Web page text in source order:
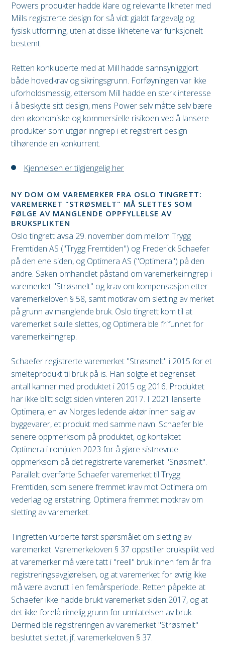
Powers produkter hadde klare og relevante likheter med
Mills registrerte design for så vidt gjaldt fargevalg og
fysisk utforming, uten at disse likhetene var funksjonelt
bestemt.
Retten konkluderte med at Mill hadde sannsynliggjort
både hovedkrav og sikringsgrunn. Forføyningen var ikke
uforholdsmessig, ettersom Mill hadde en sterk interesse
i å beskytte sitt design, mens Power selv måtte selv bære
den økonomiske og kommersielle risikoen ved å lansere
produkter som utgjør inngrep i et registrert design
tilhørende en konkurrent.
Kjennelsen er tilgjengelig her
NY DOM OM VAREMERKER FRA OSLO TINGRETT:
VAREMERKET "STRØSMELT" MÅ SLETTES SOM
FØLGE AV MANGLENDE OPPFYLLELSE AV
BRUKSPLIKTEN
Oslo tingrett avsa 29. november dom mellom Trygg
Fremtiden AS ("Trygg Fremtiden") og Frederick Schaefer
på den ene siden, og Optimera AS ("Optimera") på den
andre. Saken omhandlet påstand om varemerkeinngrep i
varemerket "Strøsmelt" og krav om kompensasjon etter
varemerkeloven § 58, samt motkrav om sletting av merket
på grunn av manglende bruk. Oslo tingrett kom til at
varemerket skulle slettes, og Optimera ble frifunnet for
varemerkeinngrep.
Schaefer registrerte varemerket "Strøsmelt" i 2015 for et
smelteprodukt til bruk på is. Han solgte et begrenset
antall kanner med produktet i 2015 og 2016. Produktet
har ikke blitt solgt siden vinteren 2017. I 2021 lanserte
Optimera, en av Norges ledende aktør innen salg av
byggevarer, et produkt med samme navn. Schaefer ble
senere oppmerksom på produktet, og kontaktet
Optimera i romjulen 2023 for å gjøre sistnevnte
oppmerksom på det registrerte varemerket "Snøsmelt".
Parallelt overførte Schaefer varemerket til Trygg
Fremtiden, som senere fremmet krav mot Optimera om
vederlag og erstatning. Optimera fremmet motkrav om
sletting av varemerket.
Tingretten vurderte først spørsmålet om sletting av
varemerket. Varemerkeloven § 37 oppstiller bruksplikt ved
at varemerker må være tatt i "reell" bruk innen fem år fra
registreringsavgjørelsen, og at varemerket for øvrig ikke
må være avbrutt i en femårsperiode. Retten påpekte at
Schaefer ikke hadde brukt varemerket siden 2017, og at
det ikke forelå rimelig grunn for unnlatelsen av bruk.
Dermed ble registreringen av varemerket "Strøsmelt"
besluttet slettet, jf. varemerkeloven § 37.